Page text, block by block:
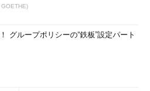
Joelの機能仕様書とは
GOETHE)
グループポリシーの“鉄板”設定パート